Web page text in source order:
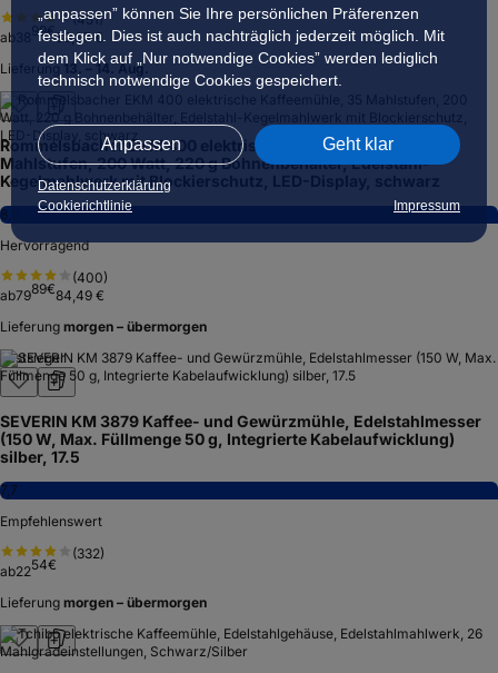
„anpassen” können Sie Ihre persönlichen Präferenzen
festlegen. Dies ist auch nachträglich jederzeit möglich. Mit
dem Klick auf „Nur notwendige Cookies” werden lediglich
technisch notwendige Cookies gespeichert.
Anpassen Geht klar
Datenschutzerklärung
Cookierichtlinie
Impressum
(451)
ab
99€39,07 €
Lieferung 13. – 14. Aug.
Rommelsbacher EKM 400 elektrische Kaffeemühle, 35
Mahlstufen, 200 Watt, 220 g Bohnenbehälter, Edelstahl-
Kegelmahlwerk mit Blockierschutz, LED-Display, schwarz
8,5
Hervorragend
(400)
ab7989€84,49 €
Lieferung morgen – übermorgen
Testsieger
SEVERIN KM 3879 Kaffee- und Gewürzmühle, Edelstahlmesser
(150 W, Max. Füllmenge 50 g, Integrierte Kabelaufwicklung)
silber, 17.5
7,7
Empfehlenswert
(332)
ab2254€
Lieferung morgen – übermorgen